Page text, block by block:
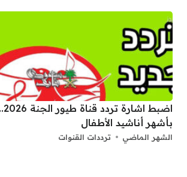
بأشهر أناشيد الأطفال
الشهر الماضي ترددات القنوات